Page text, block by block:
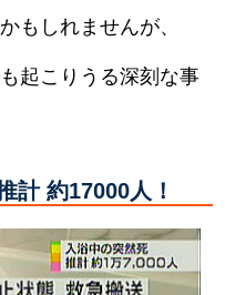
もしれませんが、
起こりうる深刻な事
計 約17000人！